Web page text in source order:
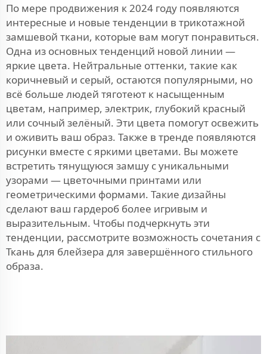
По мере продвижения к 2024 году появляются
интересные и новые тенденции в трикотажной
замшевой ткани, которые вам могут понравиться.
Одна из основных тенденций новой линии —
яркие цвета. Нейтральные оттенки, такие как
коричневый и серый, остаются популярными, но
всё больше людей тяготеют к насыщенным
цветам, например, электрик, глубокий красный
или сочный зелёный. Эти цвета помогут освежить
и оживить ваш образ. Также в тренде появляются
рисунки вместе с яркими цветами. Вы можете
встретить тянущуюся замшу с уникальными
узорами — цветочными принтами или
геометрическими формами. Такие дизайны
сделают ваш гардероб более игривым и
выразительным. Чтобы подчеркнуть эти
тенденции, рассмотрите возможность сочетания с
Ткань для блейзера для завершённого стильного
образа.